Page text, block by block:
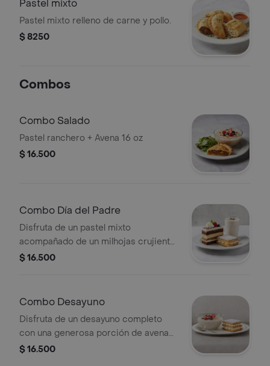
Pastel mixto
Pastel mixto relleno de carne y pollo.
$ 8250
Combos
Combo Salado
Pastel ranchero + Avena 16 oz
$ 16.500
Combo Día del Padre
Disfruta de un pastel mixto
acompañado de un milhojas crujiente
y una refrescante avena de 22 oz,
$ 16.500
Combo Desayuno
Disfruta de un desayuno completo
con una generosa porción de avena
de 22 oz acompañada de un milhojas,
$ 16.500